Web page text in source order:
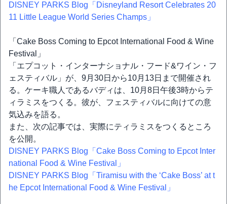
DISNEY PARKS Blog「Disneyland Resort Celebrates 20
11 Little League World Series Champs」
「Cake Boss Coming to Epcot International Food & Wine
Festival」
「エプコット・インターナショナル・フード&ワイン・フ
ェスティバル」が、9月30日から10月13日まで開催され
る。ケーキ職人であるバディは、10月8日午後3時からテ
ィラミスをつくる。彼が、フェスティバルに向けての意
気込みを語る。
また、次の記事では、実際にティラミスをつくるところ
を公開。
DISNEY PARKS Blog「Cake Boss Coming to Epcot Inter
national Food & Wine Festival」
DISNEY PARKS Blog「Tiramisu with the ‘Cake Boss’ at t
he Epcot International Food & Wine Festival」